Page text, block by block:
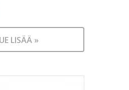
LISÄÄ »